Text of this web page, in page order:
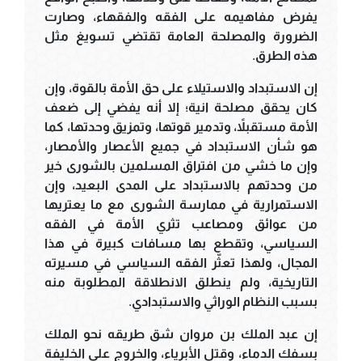
يفرض مفاهيمه على الفقه والفقهاء، وصارت
الضرورة والمصلحة العامة تقتضي تسويغ مثل
هذه الطرق.
إن الاستبداد والاستيلاء على حق الأمة بالقوة، وإن
كان يحقق مصلحة انية؛ إلا أنه يفضي إلى ضعف
الأمة مستقبلاً، وتدمير قوتها، وتمزيق وحدتها، كما
هو شأن الاستبداد في جميع الأعصار والأمصار،
وإن ما خشي من افتراق المسلمين بالشورى خير
من وحدتهم بالاستبداد على المدى البعيد، وإن
الاستمرارية في ممارسة الشورى مع ما يعتريها
من عوائق ومصاعب تثري الأمة في الفقه
السياسي، وتقطع بها مسافات كبيرة في هذا
المجال، ولهذا تعثَّر الفقه السياسي في مسيرته
التاريخية، ولم ينطلق الانطلاقة المطلوبة منه
بسبب النظام الوراثي والاستبدادي.
إن عبد الملك بن مروان شق طريقه نحو الملك
بسفك الدماء، وقتل الأبرياء، والخروج على الخليفة